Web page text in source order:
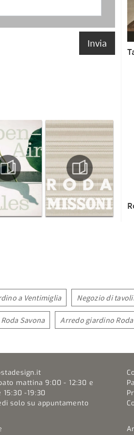
Invia
a Ventimiglia Negozio di
Savona Arredo giardino
mattina 9:00 - 12:30 e
-19:30
solo su appuntamento